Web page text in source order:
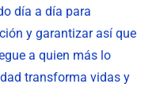
día a día para
y garantizar​ así​ que
a quien más lo
transforma vidas y